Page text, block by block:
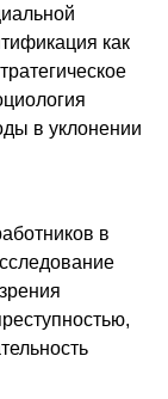
как
в уклонении
в